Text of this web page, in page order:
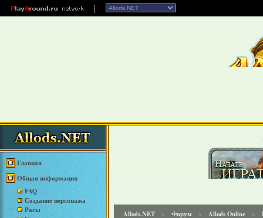
Главная
Общая информация
FAQ
Создание персонажа
Расы
Allods.NET > Форум > Allods Online >